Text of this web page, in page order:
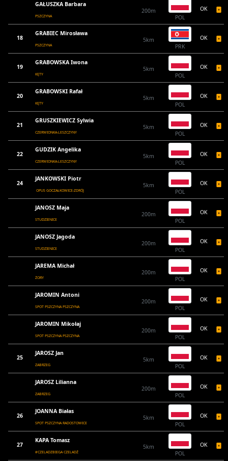
GAŁUSZKA Barbara
PSZCZYNA
200m
POL
OK
18
GRABIEC Mirosława
PSZCZYNA
5km
PRK
OK
19
GRABOWSKA Iwona
KĘTY
5km
POL
OK
20
GRABOWSKI Rafał
KĘTY
5km
POL
OK
21
GRUSZKIEWICZ Sylwia
CZERWIONKA-LESZCZYNY
5km
POL
OK
22
GUDZIK Angelika
CZERWIONKA-LESZCZYNY
5km
POL
OK
24
JANKOWSKI Piotr
OPUS GOCZAŁKOWICE-ZDRÓJ
5km
POL
OK
JANOSZ Maja
STUDZIENICE
200m
POL
OK
JANOSZ Jagoda
STUDZIENICE
200m
POL
OK
JAREMA Michał
ŻORY
200m
POL
OK
JAROMIN Antoni
SPOT PSZCZYNA PSZCZYNA
200m
POL
OK
JAROMIN Mikołaj
SPOT PSZCZYNA PSZCZYNA
200m
POL
OK
25
JAROSZ Jan
ZABRZEG
5km
POL
OK
JAROSZ Lilianna
ZABRZEG
200m
POL
OK
26
JOANNA Białas
SPOT PSZCZYNA RADOSTOWICE
5km
POL
OK
27
KAPA Tomasz
#CZELADZBIEGA CZELADŹ
5km
POL
OK